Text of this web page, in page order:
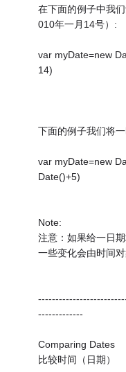
在下面的例子中我
010年一月14号）:
var myDate=new
14)
下面的例子我们将
var myDate=new
Date()+5)
Note:
注意：如果给一日
一些变化会由时间对
-------------
Comparing Dates
比较时间（日期）